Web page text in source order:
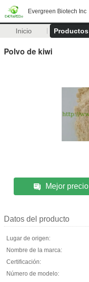
Evergreen Biotech Inc
Inicio Productos
Polvo de kiwi
Mejor precio
Datos del producto
Lugar de origen:
Nombre de la marca:
Certificación:
Número de modelo: